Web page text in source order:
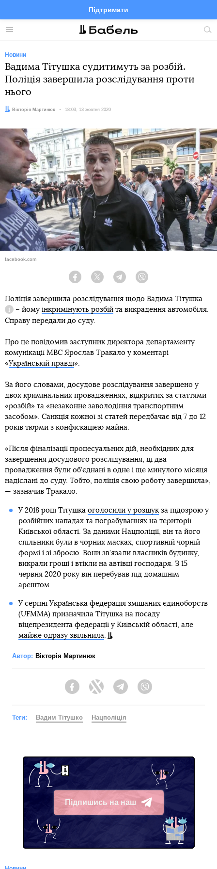
Меню
Підтримати
FacebookTelegramTwitter
Новини
Вадима Тітушка судитимуть за розбій.
Поліція завершила розслідування проти
нього
Автор:Вікторія Мартинюк Дата:
18:03, 13 жовтня 2020
facebook.com
Facebook Twitter Telegram
Поліція завершила розслідування щодо Вадима Тітушка
Довідка
– йому інкримінують розбій та викрадення автомобіля.
Справу передали до суду.
Про це повідомив заступник директора департаменту
комунікації МВС Ярослав Тракало у коментарі
«Українській правді».
За його словами, досудове розслідування завершено у
двох кримінальних провадженнях, відкритих за статтями
«розбій» та «незаконне заволодіння транспортним
засобом». Санкція кожної зі статей передбачає від 7 до 12
років тюрми з конфіскацією майна.
«Після фіналізації процесуальних дій, необхідних для
завершення досудового розслідування, ці два
провадження були об’єднані в одне і ще минулого місяця
надіслані до суду. Тобто, поліція свою роботу завершила»,
— зазначив Тракало.
У 2018 році Тітушка оголосили у розшукза підозрою у
розбійних нападах та пограбуваннях на території
Київської області. За даними Нацполіції, він та його
спільники були в чорних масках, спортивній чорній
формі і зі зброєю. Вони зв’язали власників будинку,
викрали гроші і втікли на автівці господаря. З 15
червня 2020 року він перебував під домашнім
арештом.
У серпні Українська федерація змішаних єдиноборств
(UFMMA) призначила Тітушка на посаду
віцепрезидента федерації у Київській області, але
майже одразу звільнила.
Автор: Вікторія Мартинюк
FacebookTwitter Telegram
Теги: Вадим Тітушко Нацполіція
Підпишись на наш
Telegram